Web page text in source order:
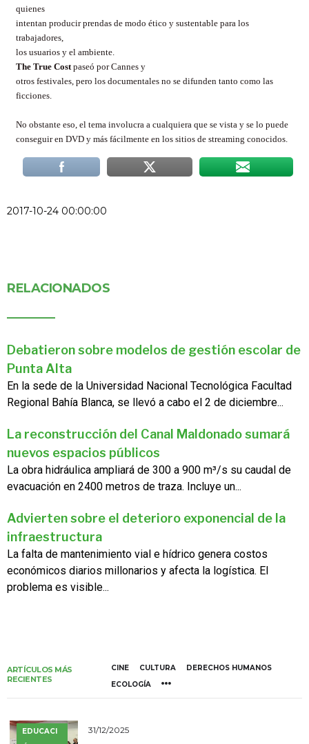
quienes
intentan producir prendas de modo ético y sustentable para los
trabajadores,
los usuarios y el ambiente.
The True Costpaseó por Cannes y
otros festivales, pero los documentales no se difunden tanto como las
ficciones.
No obstante eso, el tema involucra a cualquiera que se vista y se lo puede
conseguir en DVD y más fácilmente en los sitios de streaming conocidos.
2017-10-24 00:00:00
RELACIONADOS
Debatieron sobre modelos de gestión escolar de
Punta Alta
En la sede de la Universidad Nacional Tecnológica Facultad
Regional Bahía Blanca, se llevó a cabo el 2 de diciembre...
La reconstrucción del Canal Maldonado sumará
nuevos espacios públicos
La obra hidráulica ampliará de 300 a 900 m³/s su caudal de
evacuación en 2400 metros de traza. Incluye un...
Advierten sobre el deterioro exponencial de la
infraestructura
La falta de mantenimiento vial e hídrico genera costos
económicos diarios millonarios y afecta la logística. El
problema es visible...
ARTÍCULOS MÁS
RECIENTES
CINE CULTURA
DERECHOS HUMANOS
ECOLOGÍA
EDUCACI
31/12/2025